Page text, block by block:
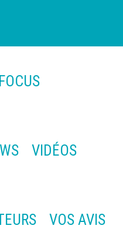
FOCUS
VIDÉOS
VOS AVIS